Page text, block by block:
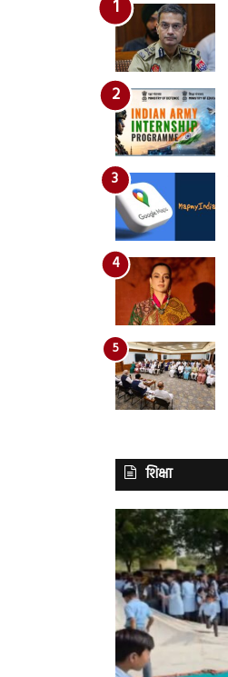
शिक्षा